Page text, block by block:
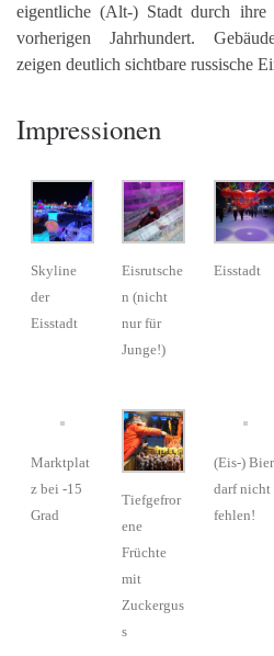
eigentliche (Alt-) Stadt durch ihre
vorherigen Jahrhundert.
zeigen deutlich sichtbare russische
Impressionen
Skyline
der
Eisstadt
Eisrutsche
n (nicht
nur für
Junge!)
Eisstadt
Marktplat
z bei -15
Grad
Tiefgefror
ene
Früchte
mit
Zuckergus
s
(Eis-) Bier
darf nicht
fehlen!